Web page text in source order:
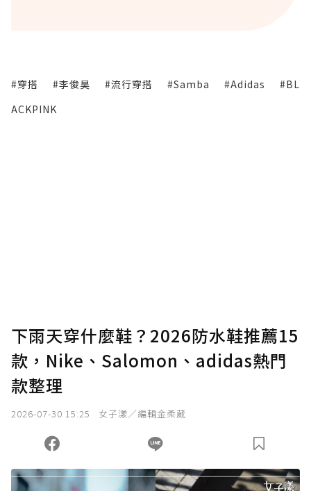
#穿搭 #李俊昊 #流行穿搭 #Samba #Adidas
#BL
ACKPINK
下雨天穿什麼鞋？2026防水鞋推薦15
款，Nike、Salomon、adidas熱門
款整理
2026-07-30 15:25 女子漾／編輯金柔葳